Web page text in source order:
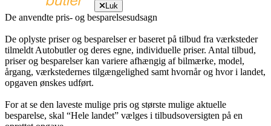
Luk
De anvendte pris- og besparelsesudsagn
De oplyste priser og besparelser er baseret på tilbud fra værksteder
tilmeldt Autobutler og deres egne, individuelle priser. Antal tilbud,
priser og besparelser kan variere afhængig af bilmærke, model,
årgang, værkstedernes tilgængelighed samt hvornår og hvor i landet,
opgaven ønskes udført.
For at se den laveste mulige pris og største mulige aktuelle
besparelse, skal “Hele landet” vælges i tilbudsoversigten på en